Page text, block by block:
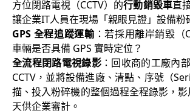
方位閉路電視（CCTV）的行動銷毀車直
讓企業IT人員在現場「親眼見證」設備粉
GPS 全程追蹤運輸：若採用離岸銷毀
車輛是否具備 GPS 實時定位？
全流程閉路電視錄影 ：回收商的工廠內
CCTV，並將設備進廠、清點、序號（
描、投入粉碎機的整個過程全程錄影，
天供企業審計。